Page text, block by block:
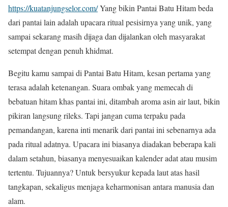
https://kuatanjungselor.com/Yang bikin Pantai Batu Hitam beda
dari pantai lain adalah upacara ritual pesisirnya yang unik, yang
sampai sekarang masih dijaga dan dijalankan oleh masyarakat
setempat dengan penuh khidmat.
Begitu kamu sampai di Pantai Batu Hitam, kesan pertama yang
terasa adalah ketenangan. Suara ombak yang memecah di
bebatuan hitam khas pantai ini, ditambah aroma asin air laut, bikin
pikiran langsung rileks. Tapi jangan cuma terpaku pada
pemandangan, karena inti menarik dari pantai ini sebenarnya ada
pada ritual adatnya. Upacara ini biasanya diadakan beberapa kali
dalam setahun, biasanya menyesuaikan kalender adat atau musim
tertentu. Tujuannya? Untuk bersyukur kepada laut atas hasil
tangkapan, sekaligus menjaga keharmonisan antara manusia dan
alam.